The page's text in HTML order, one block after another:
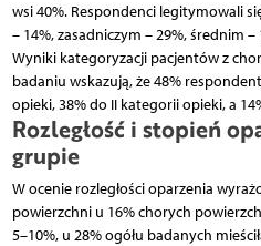
wsi 40%. Respondenci legitymowali
– 14%, zasadniczym – 29%, średnim
Wyniki kategoryzacji pacjentów z
badaniu wskazują, że 48%
opieki, 38% do II kategorii opieki, a
Rozległość i stopień
grupie
W ocenie rozległości oparzenia
powierzchni u 16% chorych
5–10%, u 28% ogółu badanych